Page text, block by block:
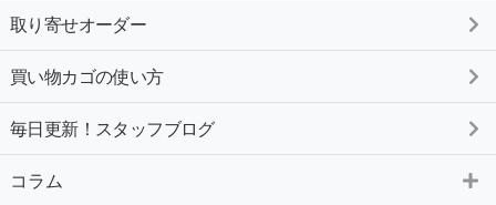
取り寄せオーダー
買い物カゴの使い方
毎日更新！スタッフブログ
コラム